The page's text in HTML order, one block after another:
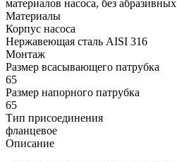
материалов насоса, без
Материалы
Корпус насоса
Нержавеющая сталь AISI 316
Монтаж
Размер всасывающего патрубка
65
Размер напорного патрубка
65
Тип присоединения
фланцевое
Описание